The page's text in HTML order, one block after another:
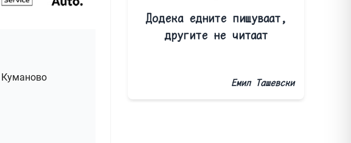
Додека едните пишуваат,
другите не читаат
Емил Ташевски